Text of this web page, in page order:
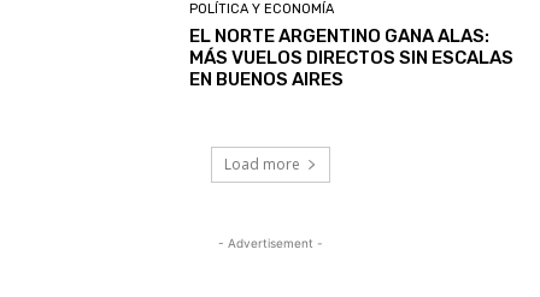
POLÍTICA Y ECONOMÍA
EL NORTE ARGENTINO GANA ALAS:
MÁS VUELOS DIRECTOS SIN ESCALAS
EN BUENOS AIRES
Load more
- Advertisement -